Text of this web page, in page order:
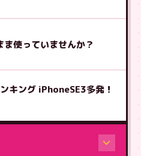
ま使っていませんか？
キング iPhoneSE3多発！